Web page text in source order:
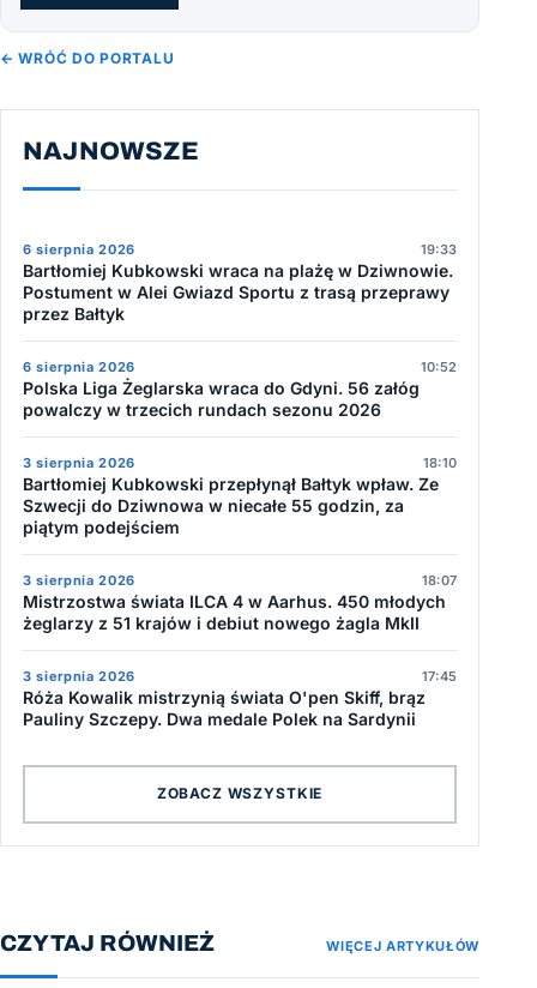
← WRÓĆ DO PORTALU
NAJNOWSZE
6 sierpnia 2026 19:33
Bartłomiej Kubkowski wraca na plażę w Dziwnowie.
Postument w Alei Gwiazd Sportu z trasą przeprawy
przez Bałtyk
6 sierpnia 2026 10:52
Polska Liga Żeglarska wraca do Gdyni. 56 załóg
powalczy w trzecich rundach sezonu 2026
3 sierpnia 2026 18:10
Bartłomiej Kubkowski przepłynął Bałtyk wpław. Ze
Szwecji do Dziwnowa w niecałe 55 godzin, za
piątym podejściem
3 sierpnia 2026 18:07
Mistrzostwa świata ILCA 4 w Aarhus. 450 młodych
żeglarzy z 51 krajów i debiut nowego żagla MkII
3 sierpnia 2026 17:45
Róża Kowalik mistrzynią świata O'pen Skiff, brąz
Pauliny Szczepy. Dwa medale Polek na Sardynii
ZOBACZ WSZYSTKIE
CZYTAJ RÓWNIEŻ WIĘCEJ ARTYKUŁÓW